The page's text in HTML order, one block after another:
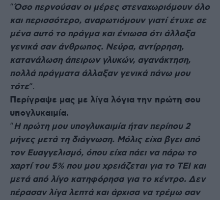
“Όσο περνούσαν οι μέρες στεναχωριόμουν όλο
και περισσότερο, αναρωτιόμουν γιατί έτυχε σε
μένα αυτό το πράγμα και ένιωσα ότι άλλαξα
γενικά σαν άνθρωπος. Νεύρα, αντίρρηση,
κατανάλωση άπειρων γλυκών, αγανάκτηση,
πολλά πράγματα άλλαξαν γενικά πάνω μου
τότε“.
Περίγραψε μας με λίγα λόγια την πρώτη σου
υπογλυκαιμία.
“Η πρώτη μου υπογλυκαιμία ήταν περίπου 2
μήνες μετά τη διάγνωση. Μόλις είχα βγει από
τον Ευαγγελισμό, όπου είχα πάει να πάρω το
χαρτί του 5% που μου χρειάζεται για το ΤΕΙ και
μετά από λίγο κατηφόρησα για το κέντρο. Δεν
πέρασαν λίγα λεπτά και άρχισα να τρέμω σαν